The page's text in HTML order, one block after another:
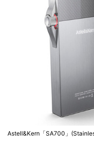
Astell&Kern「SA700」